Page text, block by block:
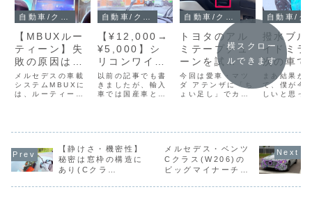
【MBUXルー
ティーン】失
敗の原因はコ
レ！ 自宅に
到着したらス
ライディング
メルセデスの車載
システムMBUXに
は、ルーティーン
カットアプリやア
ションに似た機能
で、「実行条件」
と「アクション」
をあらかじめ設定
しておくと、「実
【¥12,000→
¥5,000】シ
リコンワイパ
ーで輸入車の
ワイパービビ
リ問題を根本
以前の記事でも書
きましたが、輸入
車では国産車と比
いので、フロント
ングをした際にワ
イパーがビビって
しまうという問題
があります。この
記事で書いた通
トヨタのアル
ミテープチュ
ーンを試
す！ 予想外
のすごい効果
でした！
今回は愛車・マツ
ダ アテンザに「ち
ょい足し」でカス
下げたりといった
く、あくまで純正
の延長で難易度の
低いカスタムのみ
で、スポーティよ
りもジェントル・
撥水ブル
イドミラ
次の車で
対に付け
まあ結果か
て、僕が今
しいと思っ
ョン設定が
今乗ってい
は、購入時
級グレード
だので、ほ
のオプショ
横スクロー
ルできます
【静けさ・機密性】
秘密は窓枠の構造に
あり(Cクラ
メルセデス・ベンツ
Cクラス(W206)の
ビッグマイナーチェ